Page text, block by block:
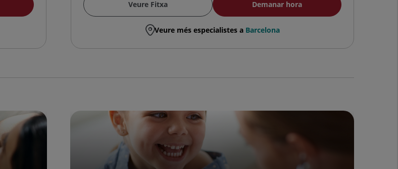
Veure Fitxa Demanar hora
Veure més especialistes a Barcelona